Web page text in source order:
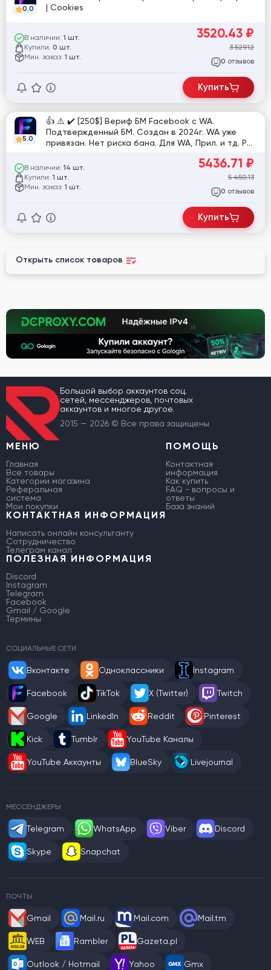
0.0
| Cookies
В наличии: 1 шт.
Купили: 0 шт.
Мин. заказ: 1 шт.
3520.43 ₽
3 529.12
0 отзывов
Купить
5.0
👍 ⚠️ ✔️ [250$] Вериф БМ Facebook c WA.
Подтвержденный БМ. Создан в 2024г. WA уже
привязан. Нет риска бана. Для WA, Прил. и тд. РК
В наличии: 14 шт.
Купили: 1 шт.
Мин. заказ: 1 шт.
5436.71 ₽
5 450.13
0 отзывов
Купить
Открыть список товаров
Большой выбор аккаунтов соц.
сетей, мессенджеров, почтовых
аккаунтов и многое другое.
2015 — 2026 © Все права защищены
МЕНЮ
Главная
Все товары
Категории магазина
Реферальная
система
Мои покупки
ПОМОЩЬ
Контактная
информация
Как купить
FAQ - вопросы и
ответы
База знаний
КОНТАКТНАЯ ИНФОРМАЦИЯ
Написать онлайн консультанту
Сотрудничество
Телеграм канал
ПОЛЕЗНАЯ ИНФОРМАЦИЯ
Discord
Instagram
Telegram
Facebook
Gmail / Google
Термины
СОЦИАЛЬНЫЕ СЕТИ
Вконтакте Одноклассники Instagram
Facebook TikTok X (Twitter) Twitch
Google LinkedIn Reddit Pinterest
Kick Tumblr YouTube Каналы
YouTube Аккаунты BlueSky Livejournal
МЕССЕНДЖЕРЫ
Telegram WhatsApp Viber Discord
Skype Snapchat
ПОЧТЫ
Gmail Mail.ru Mail.com Mail.tm
WEB Rambler Gazeta.pl
Outlook / Hotmail Yahoo Gmx